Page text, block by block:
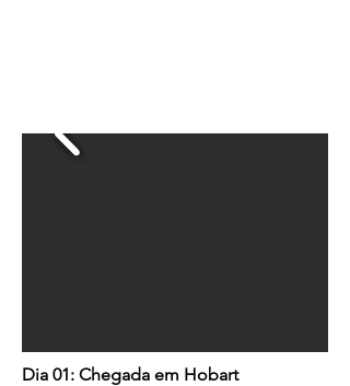
Dia 01: Chegada em Hobart